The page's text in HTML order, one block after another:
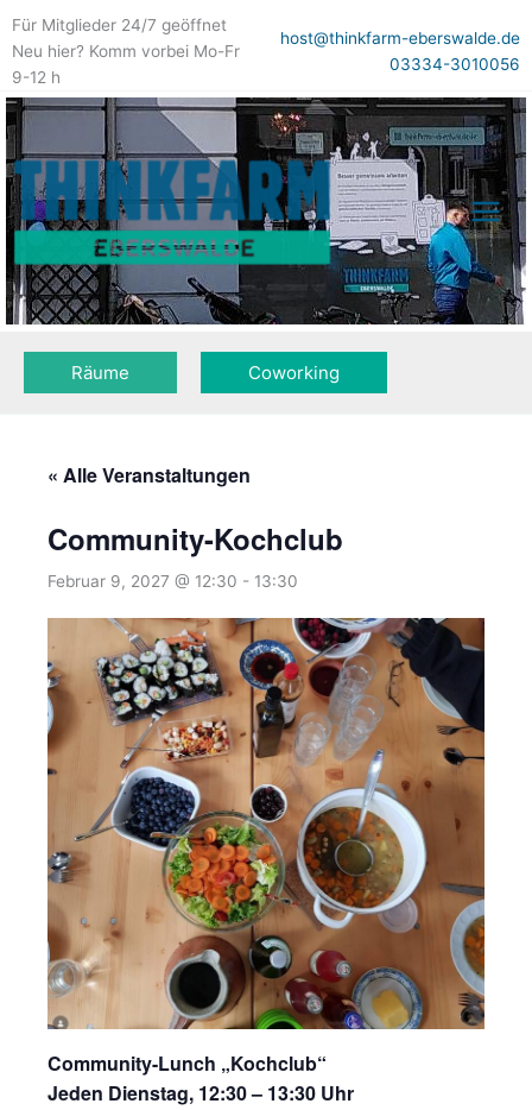
Für Mitglieder 24/7 geöffnet
Neu hier? Komm vorbei Mo-Fr
9-12 h
host@thinkfarm-eberswalde.de
03334-3010056
Räume Coworking
« Alle Veranstaltungen
Community-Kochclub
Februar 9, 2027 @ 12:30 - 13:30
Community-Lunch „Kochclub“
Jeden Dienstag, 12:30 – 13:30 Uhr